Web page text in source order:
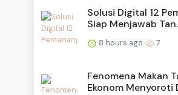
Solusi Digital 12
Siap Menjawab
8 hours ago 7
Fenomena Makan
Ekonom Menyoroti